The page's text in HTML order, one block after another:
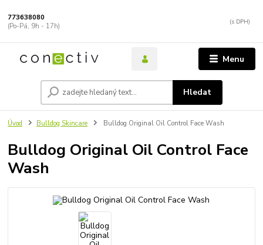
Menu
Hledat
773638080
(Po-Pá, 9h - 17h)
Úvod Bulldog Skincare Bulldog Original Oil Control Face Wash
Bulldog Original Oil Control Face
Wash